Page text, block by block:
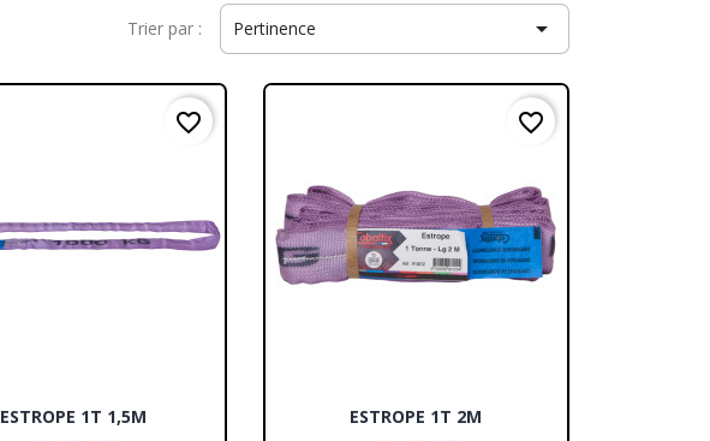
Trier par : Pertinence 
Aperçu rapide
ESTROPE 1T 1,5M
favorite_border
Aperçu rapide
ESTROPE 1T 2M
favorite_border